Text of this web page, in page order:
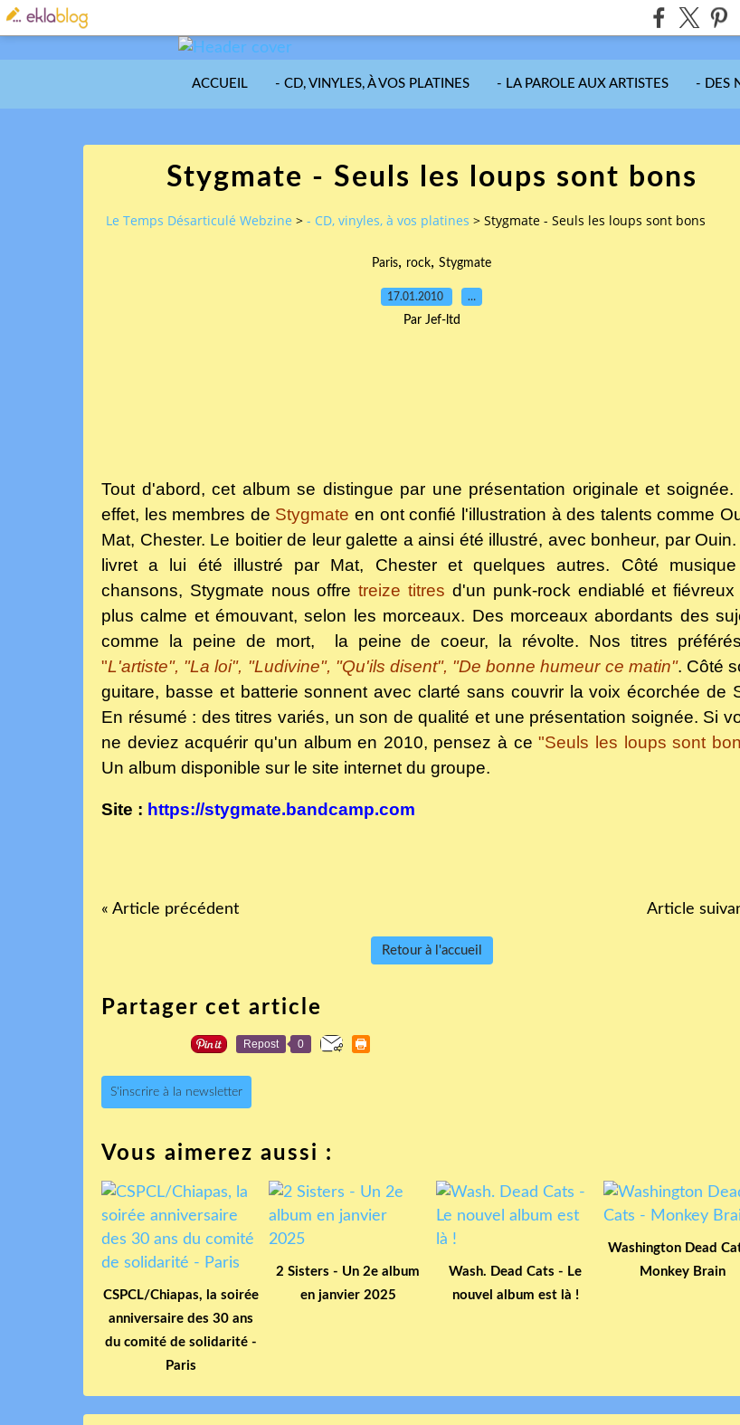
ACCUEIL - CD, VINYLES, À VOS PLATINES - LA PAROLE AUX ARTISTES - DES
Stygmate - Seuls les loups sont bons
Le Temps Désarticulé Webzine > - CD, vinyles, à vos platines > Stygmate - Seuls les loups sont bons
Paris, rock, Stygmate
17.01.2010 …
Par Jef-ltd
Tout d'abord, cet album se distingue par une présentation originale et soignée.
effet, les membres de Stygmate en ont confié l'illustration à des talents comme
Mat, Chester. Le boitier de leur galette a ainsi été illustré, avec bonheur, par
livret a lui été illustré par Mat, Chester et quelques autres. Côté
chansons, Stygmate nous offretreize titres d'un punk-rock endiablé et fiévreux
plus calme et émouvant, selon les morceaux. Des morceaux abordants des
comme la peine de mort, la peine de coeur, la révolte. Nos titres
"L'artiste", "La loi", "Ludivine", "Qu'ils disent", "De bonne humeur ce matin". Côté
guitare, basse et batterie sonnent avec clarté sans couvrir la voix écorchée de
En résumé : des titres variés, un son de qualité et une présentation soignée. Si
ne deviez acquérir qu'un album en 2010, pensez à ce"Seuls les loups sont
Un album disponible sur le site internet du groupe.
Site : https://stygmate.bandcamp.com
« Article précédent Article
Retour à l'accueil
Partager cet article
Repost 0
S'inscrire à la newsletter
Vous aimerez aussi :
CSPCL/Chiapas, la soirée
anniversaire des 30 ans
du comité de solidarité -
Paris
2 Sisters - Un 2e album
en janvier 2025
Wash. Dead Cats - Le
nouvel album est là !
Washington Dead
Monkey Brain